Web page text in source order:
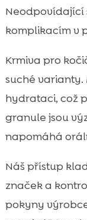
Neodpovídající
komplikacím v
Krmiva pro
suché varianty.
hydrataci, což
granule jsou
napomáhá
Náš přístup
značek a
pokyny